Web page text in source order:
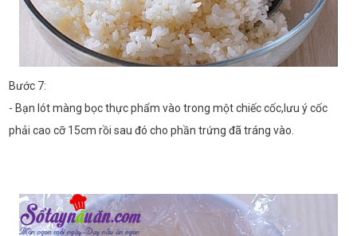
Bước 7:
- Bạn lót màng bọc thực phẩm vào trong một chiếc cốc,lưu ý cốc
phải cao cỡ 15cm rồi sau đó cho phần trứng đã tráng vào.